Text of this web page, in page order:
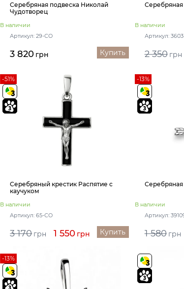
Серебряная подвеска Николай
Чудотворец
В наличии
Артикул: 29-СО
3 820 грн Купить
В наличии
Артикул:
2 350 грн
-51%
Серебряный крестик Распятие с
каучуком
В наличии
Артикул: 65-СО
3 170 грн 1 550 грн Купить
-13%
В наличии
Артикул:
1 580 грн
-13%